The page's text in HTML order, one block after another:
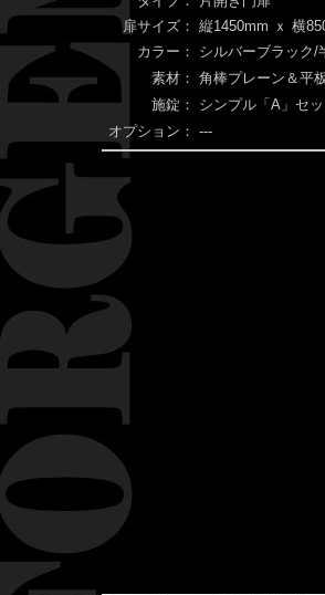
扉サイズ： 縦1450mm ｘ 横
カラー：
シルバーブラック/
素材： 角棒プレーン＆平
施錠：
シンプル「A」セ
オプション： ---